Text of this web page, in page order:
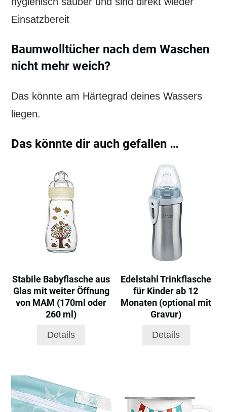
Einsatzbereit
Baumwolltücher nach dem Waschen
nicht mehr weich?
Das könnte am Härtegrad deines Wassers
liegen.
Das könnte dir auch gefallen …
Stabile Babyflasche aus
Glas mit weiter Öffnung
von MAM (170ml oder
260 ml)
Details
Edelstahl Trinkflasche
für Kinder ab 12
Monaten (optional mit
Gravur)
Details